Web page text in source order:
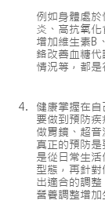
例如身體處
炎、高抗氧
增加維生素B
鉻改善血糖
情況等，都是
健康掌握在自
要做到預防疾
做胃鏡、超音
真正的預防是
是從日常生
型態，再針
出適合的調
營養調整增加